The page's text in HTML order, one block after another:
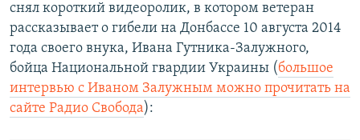
снял короткий видеоролик, в котором ветеран
рассказывает о гибели на Донбассе 10 августа 2014
года своего внука, Ивана Гутника-Залужного,
бойца Национальной гвардии Украины (большое
интервью с Иваном Залужным можно прочитать на
сайте Радио Свобода):